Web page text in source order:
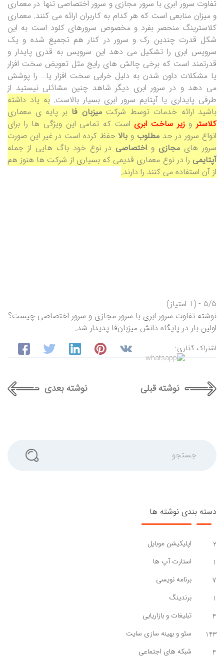
تفاوت سرور ابری با سرور مجازی و سرور اختصاصی تنها در معماری
و میزان منابعی است که هر کدام به کاربران ارائه می کنند. معماری
کلاسترینگ منحصر بفرد و مخصوص سرورهای کلود است به این
شکل قدرت چندین رک و سرور در کنار هم تجمیع شده و یک
سرویس ابری را تشکیل می دهد این سرویس به قدری پایدار و
قدرتمند است که برخی چالش های رایج مثل تعویض سخت افزار
یا مشکلات داون شدن به دلیل خرابی سخت افزار یا… را پوشش
می دهد و در سرور ابری دیگر شاهد چنین مشائلی نیستید از
طرفی پایداری یا آپتایم سرور ابری بسیار بالاست.به یاد داشته
باشید ارائه خدمات توسط شرکتمیزبان فا بر پایه ی معماری
کلاستر وزیر ساخت ابریاست که تمامی این ویژگی ها را برای
انواع سرور در حدمطلوب و بالا حفظ کرده است در غیر این صورت
سرور های مجازی و اختصاصی در نوع خود باگ هایی از جمله
آپتایمی را در نوع معماری قدیمی که بسیاری از شرکت ها هنوز هم
از آن استفاده می کنند را دارند.
5/5 - (1 امتیاز)
نوشته تفاوت سرور ابری با سرور مجازی و سرور اختصاصی چیست؟
اولین بار در پایگاه دانش میزبان‌فا پدیدار شد.
اشتراک گذاری:
نوشته قبلی نوشته بعدی
دسته بندی نوشته ها
2
اپلیکیشن موبایل
1
استارت آپ ها
7
برنامه نویسی
1
برندینگ
4
تبلیغات و بازاریابی
143
سئو و بهینه سازی سایت
4
شبکه های اجتماعی